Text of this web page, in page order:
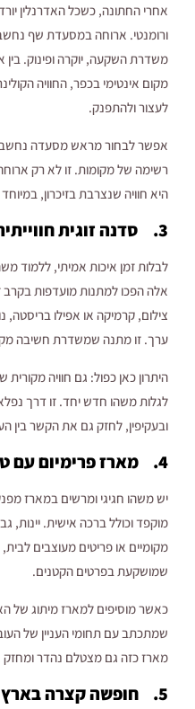
אחרי החתונה, כשכל האדרנלין
ורומנטי. ארוחה במסעדת שף
משדרת השקעה, יוקרה ופינוק.
מקום אינטימי בכפר, החוויה
לעצור ולהתפנק.
אפשר לבחור מראש מסעדה
רשימה של מקומות. זו לא רק
היא חוויה שנצרבת בזיכרון,
3. סדנה זוגית חווייתית
לבלות זמן איכות אמיתי, ללמוד
אלה הפכו למתנות מועדפות בקרב
צילום, קרמיקה או אפילו בריסטה,
ערך. זו מתנה שמשדרת חשיבה
היתרון כאן כפול: גם חוויה
לגלות משהו חדש יחד. זו דרך
ובעקיפין, לחזק גם את הקשר בין
4. מארז פרימיום עם טאץ' אישי
יש משהו חגיגי ומרשים במארז
מוקפד וכולל ברכה אישית. יינות,
מקומיים או פריטים מעוצבים
שמושקעת בפרטים הקטנים.
כאשר מוסיפים למארז מיתוג של
שמתכתב עם תחומי העניין של
מארז כזה גם מצטלם נהדר
5. חופשה קצרה בארץ